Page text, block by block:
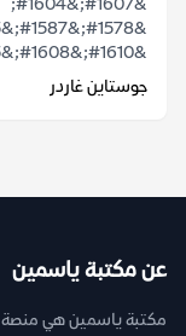
&#1607;&#1604;
&#1610;&#1608;&#1605;&...
جوستاين غاردر
عن مكتبة ياسمين
مكتبة ياسمين هي منصة